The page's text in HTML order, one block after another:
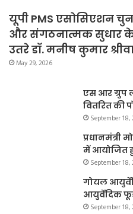
यूपी PMS एसोसिएशन
और संगठनात्मक सुधार
उतरे डॉ. मनीष कुमार
May 29, 2026
एस आर ग्रुप
वितरित की
September 18,
में आयोजित
September 18,
गोयल
आयुर्वेदिक
September 18,